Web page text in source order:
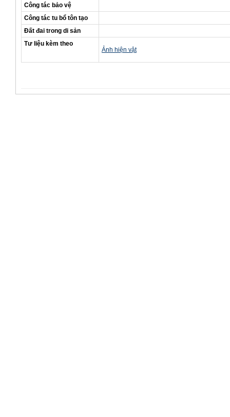
Công tác bảo vệ
Công tác tu bổ tôn tạo
Đất đai trong di sản
Tư liệu kèm theo
Ảnh hiện vật